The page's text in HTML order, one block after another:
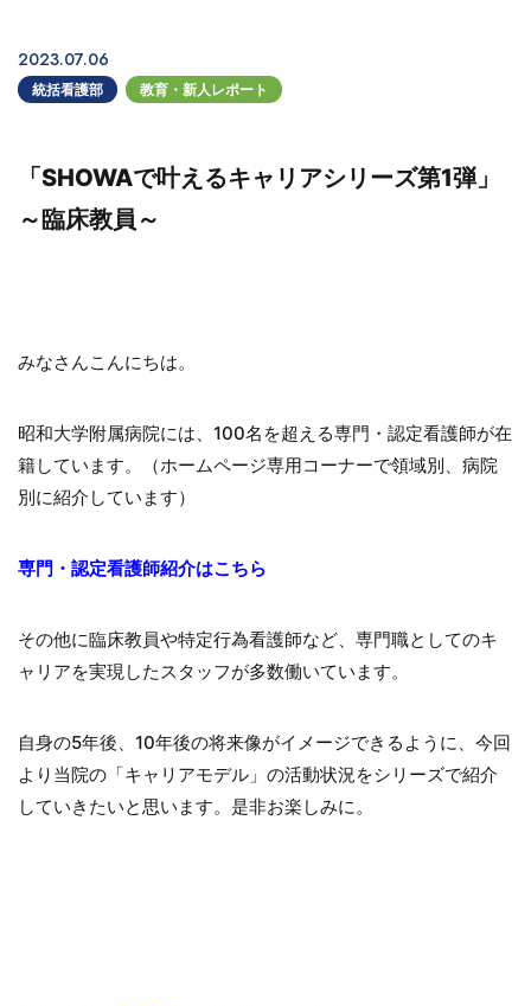
2023.07.06
統括看護部 教育・新人レポート
「SHOWAで叶えるキャリアシリーズ第1弾」
～臨床教員～
みなさんこんにちは。
昭和大学附属病院には、100名を超える専門・認定看護師が在
籍しています。（ホームページ専用コーナーで領域別、病院
別に紹介しています）
専門・認定看護師紹介はこちら
その他に臨床教員や特定行為看護師など、専門職としてのキ
ャリアを実現したスタッフが多数働いています。
自身の5年後、10年後の将来像がイメージできるように、今回
より当院の「キャリアモデル」の活動状況をシリーズで紹介
していきたいと思います。是非お楽しみに。